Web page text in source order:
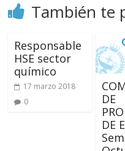
QuímicosTambién te
Responsable
HSE sector
químico
17 marzo 2018
0
DE
DE